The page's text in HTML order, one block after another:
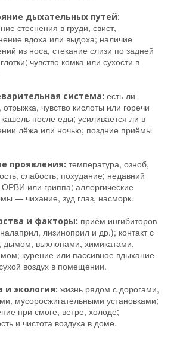
дыхательных путей:
стеснения в груди, свист,
вдоха или выдоха; наличие
из носа, стекание слизи по задней
чувство комка или сухости в
система: есть ли
отрыжка, чувство кислоты или горечи
кашель после еды; усиливается ли в
лёжа или ночью; поздние приёмы
проявления: температура, озноб,
слабость, похудание; недавний
ОРВИ или гриппа; аллергические
— чихание, зуд глаз, насморк.
и факторы: приём ингибиторов
лизиноприл и др.); контакт с
дымом, выхлопами, химикатами,
курение или пассивное вдыхание
воздух в помещении.
и экология: жизнь рядом с дорогами,
мусоросжигательными установками;
при смоге, ветре, холоде;
и чистота воздуха в доме.